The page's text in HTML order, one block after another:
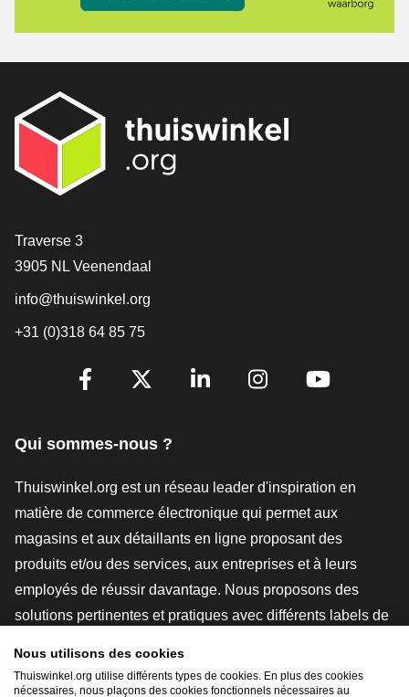
[_General:Contact]
Traverse 3
3905 NL Veenendaal
info@thuiswinkel.org
+31 (0)318 64 85 75
[_General:SocialMediaTitle]
Qui sommes-nous ?
Thuiswinkel.org est un réseau leader d'inspiration en
matière de commerce électronique qui permet aux
magasins et aux détaillants en ligne proposant des
produits et/ou des services, aux entreprises et à leurs
employés de réussir davantage. Nous proposons des
solutions pertinentes et pratiques avec différents labels de
conseils juridiques, des actions de sensibilisation, des
études de marché, et nous disposons de notre propre
Nous utilisons des cookies
Thuiswinkel.org utilise différents types de cookies. En plus des cookies
nécessaires, nous plaçons des cookies fonctionnels nécessaires au